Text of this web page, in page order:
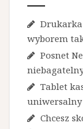
wyborem
Posnet
Tablet
Chcesz